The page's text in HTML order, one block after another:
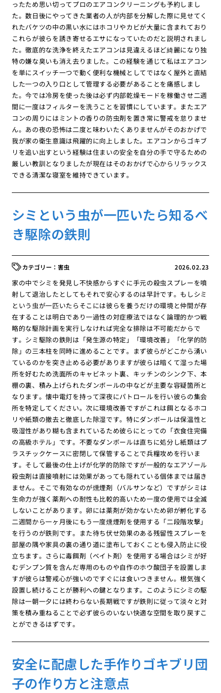
ったため思い切ってプロのエアコンクリーニングも予約しまし
た。数日後にやってきた業者の人が内部を分解した際に見せてく
れたバケツの中の黒い水にはホコリやカビが大量に含まれており
これらが彼らを誘き寄せるエサになっていたのだと説明されまし
た。徹底的な洗浄を終えたエアコンは見違えるほど綺麗になり独
特の嫌な臭いも消え去りました。この経験を通じて私はエアコン
を単にスイッチ一つで動く便利な機械としてではなく屋外と直結
した一つの入り口として管理する必要があることを痛感しまし
た。今では冷房を使った後は必ず内部乾燥モードを稼働させ二週
間に一度はフィルターを洗うことを習慣にしています。またエア
コンの周りにはミントの香りの防虫剤を置き常に警戒を怠りませ
ん。あの夜の恐怖は二度と味わいたくありませんがそのおかげで
我が家の衛生意識は飛躍的に向上しました。エアコンからゴキブ
リを追い出すという経験は住まいの安全を自分の手で守るための
厳しい教訓となりましたが現在はそのおかげで心からリラックス
できる清潔な寝室を維持できています。
シミという虫が一匹いたら知るべ
き駆除の鉄則
2026.02.23
害虫
家の中でシミを発見し不快感からすぐに手元の殺虫スプレーを噴
射して退治したとしてもそれで安心するのは早計です。もしシミ
という虫が一匹いたらそこには彼らを養うだけの環境と仲間が存
在することは明白であり一過性の対症療法ではなく論理的かつ戦
略的な駆除計画を実行しなければ完全な排除は不可能だからで
す。シミ駆除の鉄則は「発生源の特定」「環境改善」「化学的防
除」の三本柱を同時に進めることです。まず彼らがどこから湧い
ているのかを突き止める必要がありますが彼らは暗くて湿った場
所を好むため洗面所のキャビネット裏、キッチンのシンク下、本
棚の裏、積み上げられたダンボールの中などが主要な容疑箇所と
なります。懐中電灯を持って深夜にパトロールを行い彼らの集会
所を特定してください。次に環境改善ですがこれは餌となるホコ
リや紙類の撤去と徹底した除湿です。特にダンボールは保温性と
吸湿性があり糊も含まれているため彼らにとっての「衣食住完備
の高級ホテル」です。不要なダンボールは直ちに処分し紙類はプ
ラスチックケースに密閉して保管することで兵糧攻めを行いま
す。そして最後の仕上げが化学的防除ですが一般的なエアゾール
殺虫剤は直接噴射には効果があっても隠れている個体までは届き
ません。そこで有効なのが燻煙剤（バルサンなど）ですがシミは
生命力が強く薬剤への耐性も比較的高いため一度の使用では全滅
しないことがあります。卵には薬剤が効かないため卵が孵化する
二週間から一ヶ月後にもう一度燻煙剤を使用する「二段階攻撃」
を行うのが鉄則です。また待ち伏せ効果のある残留性スプレーを
部屋の隅や家具の裏の通り道に塗布しておくことも侵入防止に役
立ちます。さらに毒餌剤（ベイト剤）を使用する場合はシミが好
むデンプン質を含んだ専用のものや自作のホウ酸団子を設置しま
すが彼らは警戒心が強いのですぐには食いつきません。根気強く
設置し続けることが勝利への鍵となります。このようにシミの駆
除は一朝一夕には終わらない長期戦ですが鉄則に従って淡々と対
策を積み重ねることで必ず彼らのいない快適な空間を取り戻すこ
とができるはずです。
安全に配慮した手作りゴキブリ団
子の作り方と注意点